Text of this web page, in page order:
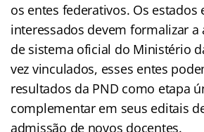
os entes federativos. Os estados
interessados devem formalizar
de sistema oficial do Ministério
vez vinculados, esses entes
resultados da PND como etapa
complementar em seus editais
admissão de novos docentes.